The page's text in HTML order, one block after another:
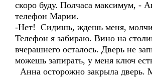
скоро буду. Полчаса максимум, -
телефон Марии.
-Нет! Сидишь, ждешь меня,
Телефон я забираю. Вино на
вчерашнего осталось. Дверь не
можешь запирать, у меня ключ
Анна осторожно закрыла дверь.